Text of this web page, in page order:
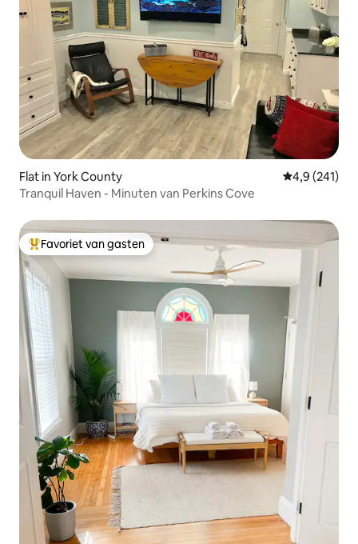
Flat in York County Gemiddelde
4,9 (241)
Tranquil Haven - Minuten van Perkins Cove
Topfavoriet van gasten
Favoriet van gasten